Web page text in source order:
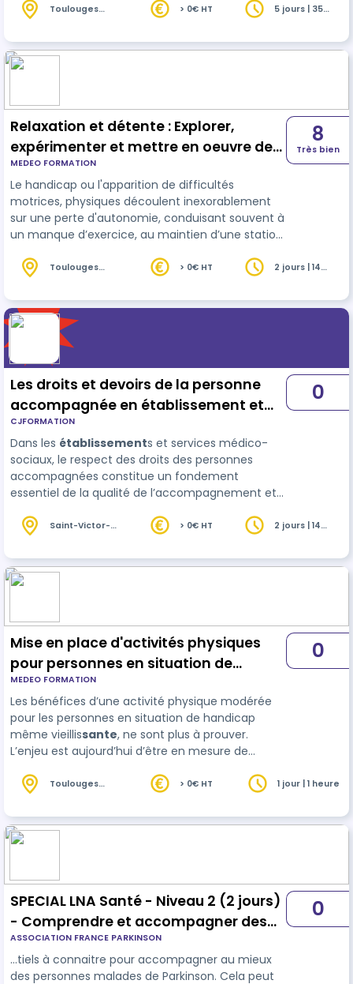
prévention de l'entreprise. Cette formation vise à
leurs attributions, des outils concrets pour les
exercer (inspection, enquête, arbre des causes,
Toulouges
> 0€ HT
5 jours | 35
Relaxation et détente : Explorer,
expérimenter et mettre en oeuvre des
ateliers adaptées en établissement
de santé ou structure médico-sociale
MEDEO FORMATION
Le handicap ou l'apparition de difficultés
motrices, physiques découlent inexorablement
sur une perte d'autonomie, conduisant souvent à
un manque d’exercice, au maintien d’une station
souffrance morale chez les personnes
sont des symptômes fréquents chez les
personnes vulnérables. Pour soulager ces
symptômes, les méthodes douces sont souvent
efficaces et peuvent être un complément
intéressant aux traitemen…
8
Très bien
Toulouges
> 0€ HT
2 jours | 14
Les droits et devoirs de la personne
accompagnée en établissement et
service médico-social
CJFORMATION
Dans les établissements et services médico-
sociaux, le respect des droits des personnes
accompagnées constitue un fondement
essentiel de la qualité de l’accompagnement et
2002 rénovant l’action sociale et médico-s…
0
Saint-Victor-
> 0€ HT
2 jours | 14
Mise en place d'activités physiques
pour personnes en situation de
handicap vieillissantes
MEDEO FORMATION
Les bénéfices d’une activité physique modérée
pour les personnes en situation de handicap
même vieillissante, ne sont plus à prouver.
L’enjeu est aujourd’hui d’être en mesure de
pour équilibrer sécurité, plaisir et efficacité des
musculaire ou de gym douce permet…
0
Toulouges
> 0€ HT 1 jour | 1 heure
SPECIAL LNA Santé - Niveau 2 (2 jours)
- Comprendre et accompagner des
personnes ayant la maladie de
Parkinson
ASSOCIATION FRANCE PARKINSON
…tiels à connaitre pour accompagner au mieux
des personnes malades de Parkinson. Cela peut
0